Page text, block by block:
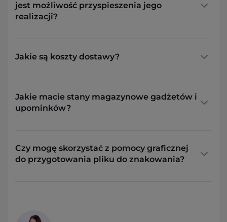
jest możliwość przyspieszenia jego
realizacji?
Jakie są koszty dostawy?
Jakie macie stany magazynowe gadżetów i
upominków?
Czy mogę skorzystać z pomocy graficznej
do przygotowania pliku do znakowania?